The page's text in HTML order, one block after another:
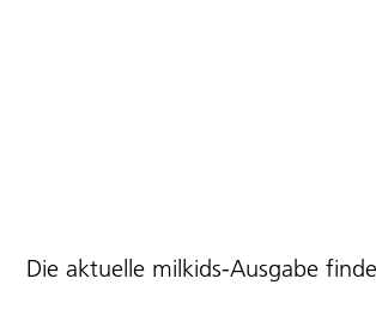
Die aktuelle milkids-Ausgabe